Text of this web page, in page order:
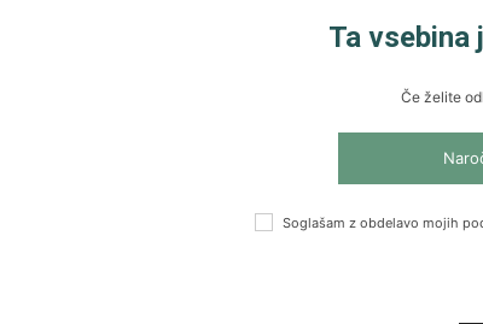
Ta vsebina
Če želite
Soglašam z obdelavo mojih